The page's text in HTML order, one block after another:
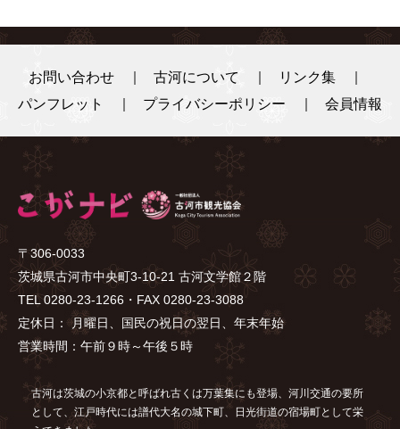
お問い合わせ 古河について
リンク集
パンフレット
プライバシーポリシー 会員情報
〒306-0033
茨城県古河市中央町3-10-21 古河文学館２階
TEL 0280-23-1266・FAX 0280-23-3088
定休日： 月曜日、国民の祝日の翌日、年末年始
営業時間：午前９時～午後５時
古河は茨城の小京都と呼ばれ古くは万葉集にも登場、河川交通の要所
として、江戸時代には譜代大名の城下町、日光街道の宿場町として栄